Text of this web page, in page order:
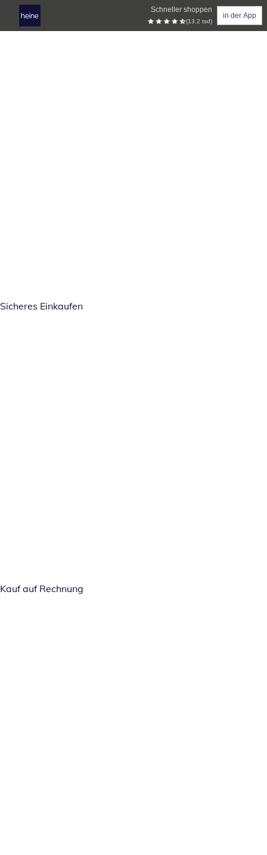
Schneller shoppen
(13.2 tsd)
in der App
Sicheres Einkaufen
Kauf auf Rechnung